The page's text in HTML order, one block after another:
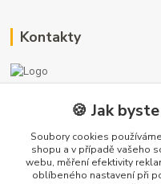
Kontakty
+420 722
info@koupelny-eshop.com
🍪 Jak
Soubory cookies
shopu a v případě vašeho
webu, měření efektivity
oblíbeného nastavení při